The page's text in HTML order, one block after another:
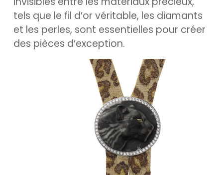
tels que le fil d’or véritable, les diamants
et les perles, sont essentielles pour créer
des pièces d’exception.